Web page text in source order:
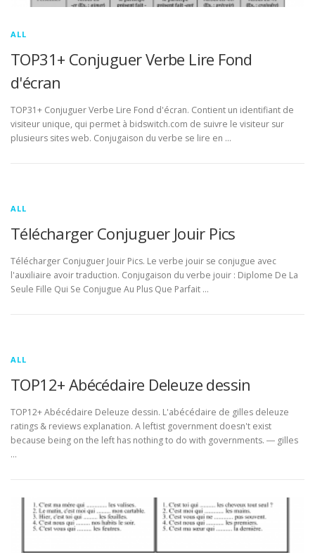
ALL
TOP31+ Conjuguer Verbe Lire Fond
d'écran
TOP31+ Conjuguer Verbe Lire Fond d'écran. Contient un identifiant de
visiteur unique, qui permet à bidswitch.com de suivre le visiteur sur
plusieurs sites web. Conjugaison du verbe se lire en …
ALL
Télécharger Conjuguer Jouir Pics
Télécharger Conjuguer Jouir Pics. Le verbe jouir se conjugue avec
l'auxiliaire avoir traduction. Conjugaison du verbe jouir : Diplome De La
Seule Fille Qui Se Conjugue Au Plus Que Parfait …
ALL
TOP12+ Abécédaire Deleuze dessin
TOP12+ Abécédaire Deleuze dessin. L'abécédaire de gilles deleuze
ratings & reviews explanation. A leftist government doesn't exist
because being on the left has nothing to do with governments. ― gilles
…